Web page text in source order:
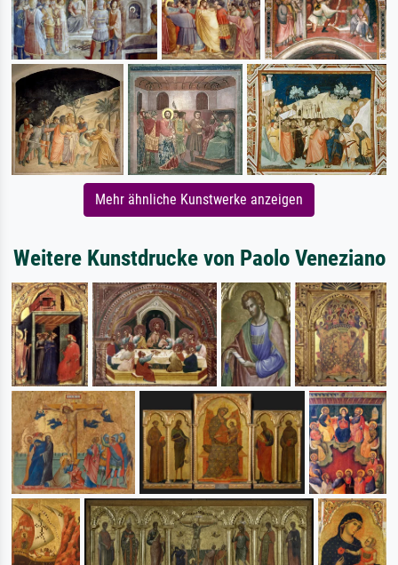
Mehr ähnliche Kunstwerke anzeigen
Weitere Kunstdrucke von Paolo Veneziano